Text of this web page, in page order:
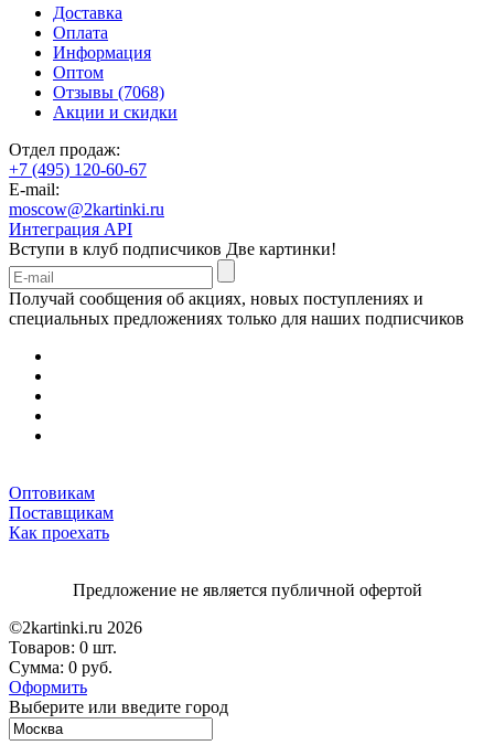
Доставка
Оплата
Информация
Оптом
Отзывы (7068)
Акции и скидки
Отдел продаж:
+7 (495) 120-60-67
E-mail:
moscow@2kartinki.ru
Интеграция API
Вступи в клуб подписчиков Две картинки!
Получай сообщения об акциях, новых поступлениях и
специальных предложениях только для наших подписчиков
Оптовикам
Поставщикам
Как проехать
Предложение не является публичной офертой
©2kartinki.ru 2026
Товаров: 0 шт.
Сумма: 0 руб.
Оформить
Выберите или введите город